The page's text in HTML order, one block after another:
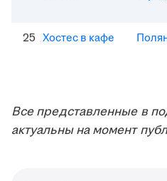
25 Хостес в кафе
Все представленные в
актуальны на момент